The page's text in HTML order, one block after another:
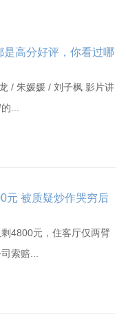
高分好评，你看过哪
/ 朱媛媛 / 刘子枫 影片讲
...
元 被质疑炒作哭穷后
4800元，住客厅仅两臂
索赔...